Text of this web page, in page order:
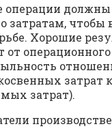
операции должны
затратам, чтобы
Хорошие
от
затрат
затрат).